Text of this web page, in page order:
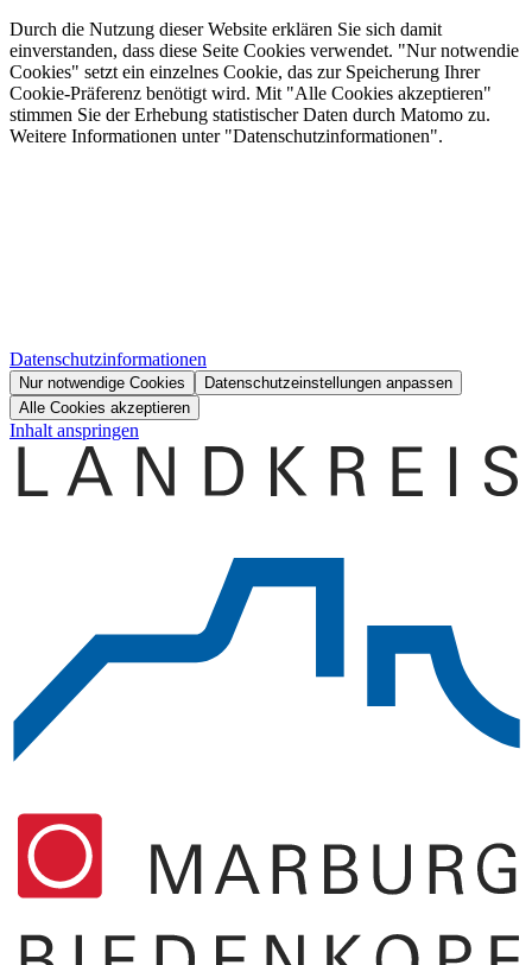
Durch die Nutzung dieser Website erklären Sie sich damit
einverstanden, dass diese Seite Cookies verwendet. "Nur notwendie
Cookies" setzt ein einzelnes Cookie, das zur Speicherung Ihrer
Cookie-Präferenz benötigt wird. Mit "Alle Cookies akzeptieren"
stimmen Sie der Erhebung statistischer Daten durch Matomo zu.
Weitere Informationen unter "Datenschutzinformationen".
Datenschutzinformationen
Nur notwendige Cookies
Datenschutzeinstellungen anpassen
Alle Cookies akzeptieren
Inhalt anspringen